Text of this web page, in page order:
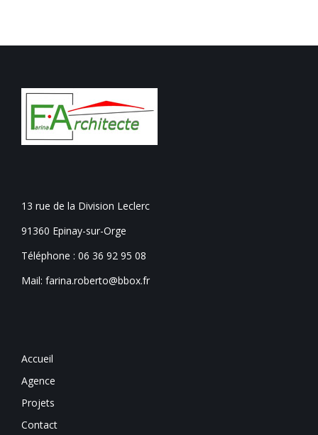
13 rue de la Division Leclerc
91360 Epinay-sur-Orge
Téléphone : 06 36 92 95 08
Mail: farina.roberto@bbox.fr
Accueil
Agence
Projets
Contact